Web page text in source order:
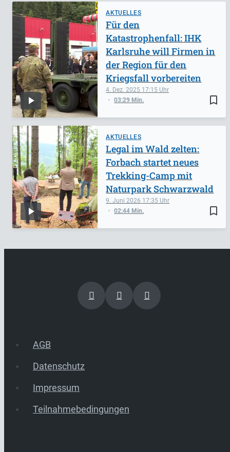
AKTUELLES
bookmark_border
4. Dez. 2025 17:15
03:29 Min.
Für den
Katastrophenfall: IHK
Karlsruhe will Firmen in
der Region für den
Kriegsfall vorbereiten
AKTUELLES
bookmark_border
9. Juni 2026 17:35
02:44 Min.
Legal im Wald zelten:
Forbach startet neues
Trekking-Camp mit
Naturpark Schwarzwald
AGB
Datenschutz
Impressum
Teilnahmebedingungen